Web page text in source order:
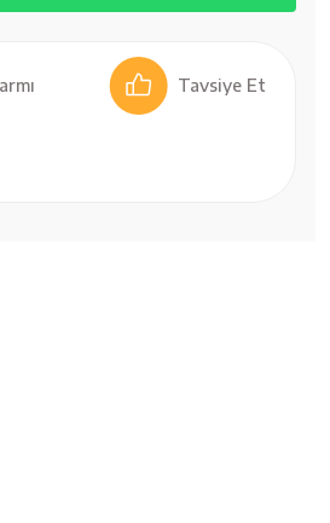
Tavsiye Et